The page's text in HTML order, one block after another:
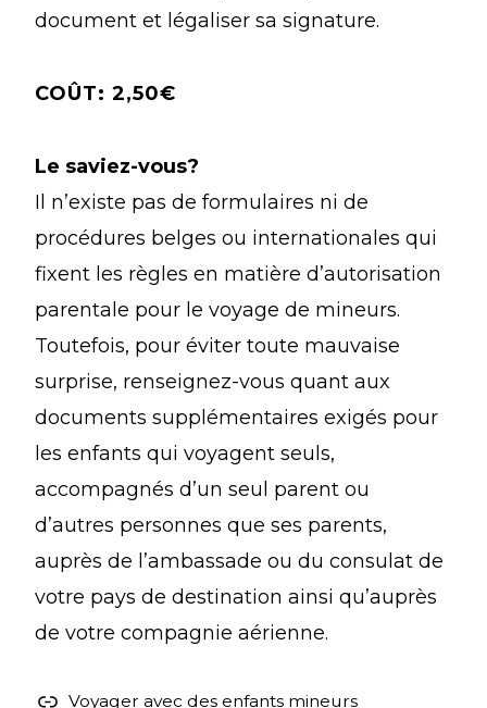
document et légaliser sa signature.
COÛT: 2,50€
Le saviez-vous?
Il n’existe pas de formulaires ni de
procédures belges ou internationales qui
fixent les règles en matière d’autorisation
parentale pour le voyage de mineurs.
Toutefois, pour éviter toute mauvaise
surprise, renseignez-vous quant aux
documents supplémentaires exigés pour
les enfants qui voyagent seuls,
accompagnés d’un seul parent ou
d’autres personnes que ses parents,
auprès de l’ambassade ou du consulat de
votre pays de destination ainsi qu’auprès
de votre compagnie aérienne.
Voyager avec des enfants mineurs